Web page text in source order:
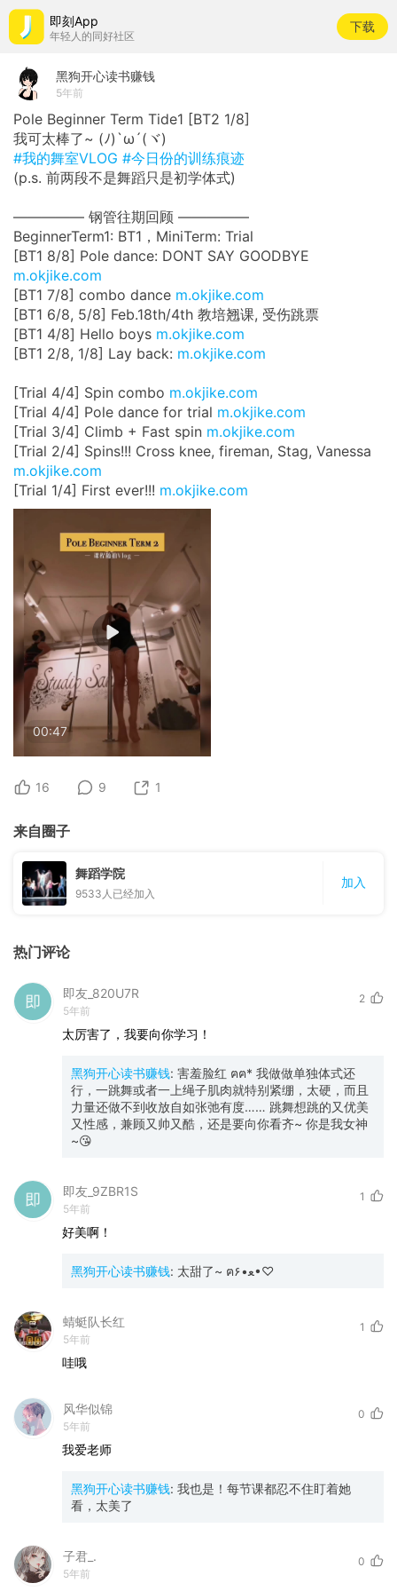
即刻App
年轻人的同好社区
下载
黑狗开心读书赚钱
5年前
Pole Beginner Term Tide1 [BT2 1/8]
我可太棒了~ (ﾉ)`ω´(ヾ) ​​​
#我的舞室VLOG #今日份的训练痕迹
(p.s. 前两段不是舞蹈只是初学体式)
————— 钢管往期回顾 —————
BeginnerTerm1: BT1，MiniTerm: Trial
[BT1 8/8] Pole dance: DONT SAY GOODBYE
m.okjike.com
[BT1 7/8] combo dance m.okjike.com
[BT1 6/8, 5/8] Feb.18th/4th 教培翘课, 受伤跳票
[BT1 4/8] Hello boys m.okjike.com
[BT1 2/8, 1/8] Lay back: m.okjike.com
[Trial 4/4] Spin combo m.okjike.com
[Trial 4/4] Pole dance for trial m.okjike.com
[Trial 3/4] Climb + Fast spin m.okjike.com
[Trial 2/4] Spins!!! Cross knee, fireman, Stag, Vanessa
m.okjike.com
[Trial 1/4] First ever!!! m.okjike.com
00:47
16 9 1
来自圈子
舞蹈学院
9533 人已经加入
加入
热门评论
即友_820U7R
5年前
2
太厉害了，我要向你学习！
黑狗开心读书赚钱: 害羞脸红 ฅฅ* 我做做单独体式还
行，一跳舞或者一上绳子肌肉就特别紧绷，太硬，而且
力量还做不到收放自如张弛有度…… 跳舞想跳的又优美
又性感，兼顾又帅又酷，还是要向你看齐~ 你是我女神
~😘
即友_9ZBR1S
5年前
1
好美啊！
黑狗开心读书赚钱: 太甜了~ ฅ۶•ﻌ•♡
蜻蜓队长红
5年前
1
哇哦
风华似锦
5年前
0
我爱老师
黑狗开心读书赚钱: 我也是！每节课都忍不住盯着她
看，太美了
子君_.
5年前
0